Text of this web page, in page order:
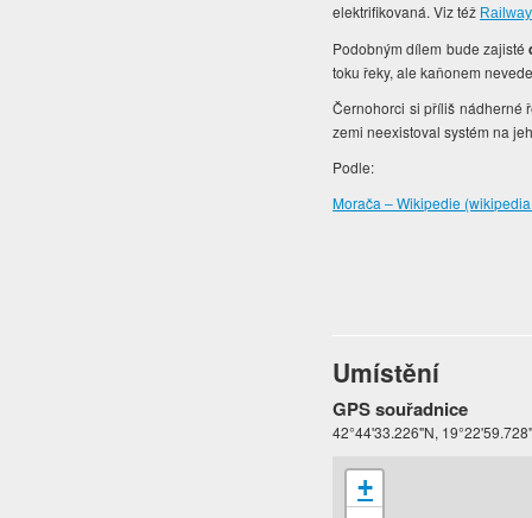
elektrifikovaná. Viz též
Podobným dílem bude zajisté
toku řeky, ale kaňonem
Černohorci si příliš nádherné
zemi neexistoval systém na
Podle:
Morača – Wikipedie
Umístění
GPS souřadnice
42°44'33.226"N,
+